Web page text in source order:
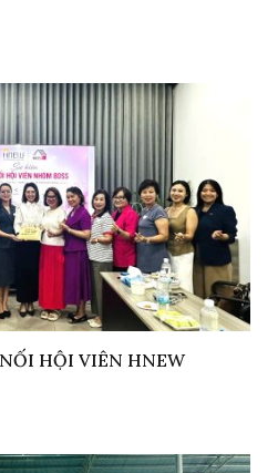
HỘI VIÊN HNEW